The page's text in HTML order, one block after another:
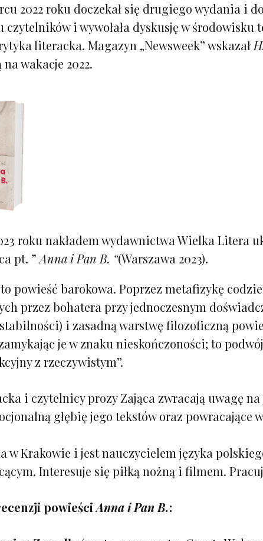
2022 roku doczekał się drugiego wydania i
czytelników i wywołała dyskusję w środowisku
literacka. Magazyn „Newsweek” wskazał
wakacje 2022.
roku nakładem wydawnictwa Wielka Litera
pt. ”Anna i Pan B. “(Warszawa 2023).
to powieść barokowa. Poprzez metafizykę
przez bohatera przy jednoczesnym
i zasadną warstwę filozoficzną
je w znaku nieskończoności; to
z rzeczywistym”.
i czytelnicy prozy Zająca zwracają uwagę
głębię jego tekstów oraz powracające
w Krakowie i jest nauczycielem języka
Interesuje się piłką nożną i filmem.
powieściAnna i Pan B.: